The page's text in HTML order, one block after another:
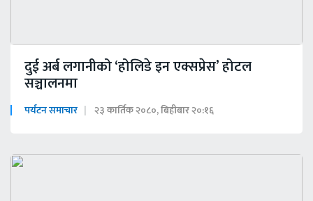
दुई अर्ब लगानीको ‘होलिडे इन एक्सप्रेस’ होटल
सञ्चालनमा
पर्यटन समाचार २३ कार्तिक २०८०, बिहीबार २०:१६